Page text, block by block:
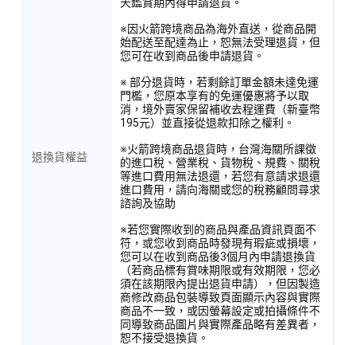
退換貨權益
※因火箭跨境商品為海外直送，從商品開
始配送至配達為止，恕無法受理退貨，但
您可在收到商品後申請退貨。
※ 部分退貨時，若剩餘訂單金額未達免運
門檻，您原本享有的免運優惠將予以取
消，境外賣家保留補收去程運費（新臺幣
195元）並直接從退款扣除之權利。
※火箭跨境商品退貨時，台灣海關所課徵
的進口稅、營業稅、貨物稅、規費、關稅
等進口費用無法退還，若您有意請求退還
進口費用，請向海關或您的稅務顧問尋求
諮詢及協助
※若您實際收到的商品與產品資訊頁面不
符，或您收到商品時發現有瑕疵或損壞，
您可以在收到商品後3個月內申請退換貨
（若商品標有賞味期限或有效期限，您必
須在該期限內提出退貨申請），但因製造
商修改商品包裝導致頁面顯示內容與實際
商品不一致，或因螢幕設定或拍攝條件不
同導致商品圖片與實際產品略有差異者，
恕不接受退換貨。